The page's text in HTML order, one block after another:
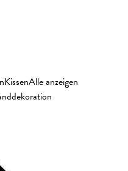
KissenAlle anzeigen